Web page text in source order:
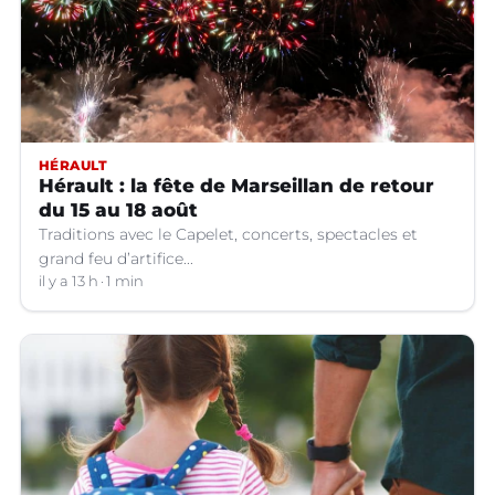
HÉRAULT
Hérault : la fête de Marseillan de retour
du 15 au 18 août
Traditions avec le Capelet, concerts, spectacles et
grand feu d’artifice...
il y a 13 h 1 min